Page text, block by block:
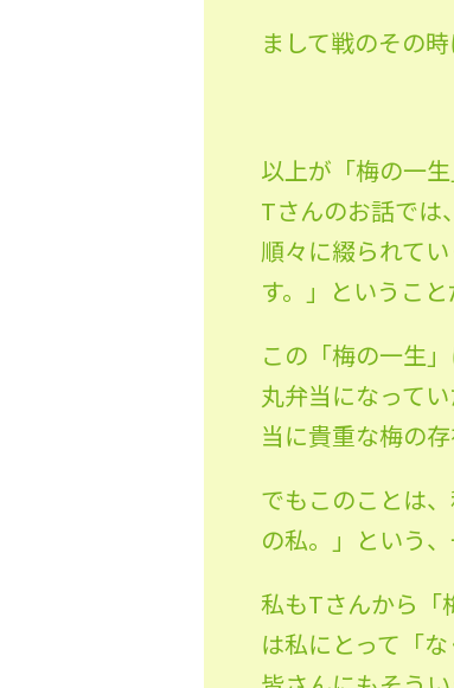
まして戦のその
以上が「梅の一
Tさんのお話では
順々に綴られて
す。」というこ
この「梅の一生
丸弁当になって
当に貴重な梅の存
でもこのことは
の私。」という
私もTさんから「
は私にとって「